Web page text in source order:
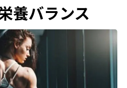
養バランス